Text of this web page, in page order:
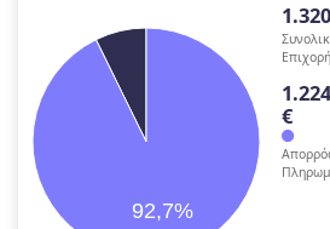
92,7%
€